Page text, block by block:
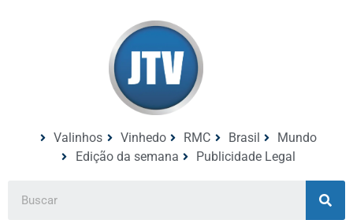
Valinhos Vinhedo RMC Brasil
Mundo
Edição da semana
Publicidade Legal